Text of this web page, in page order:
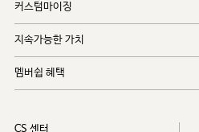
커스텀마이징
지속가능한 가치
멤버쉽 혜택
CS 센터